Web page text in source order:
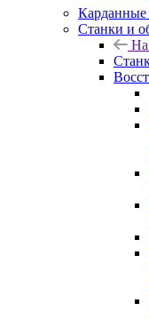
Станки и